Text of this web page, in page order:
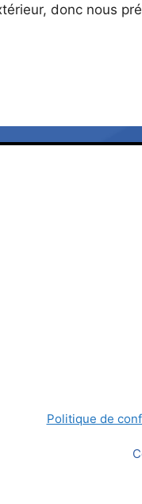
donc nous
Politique de